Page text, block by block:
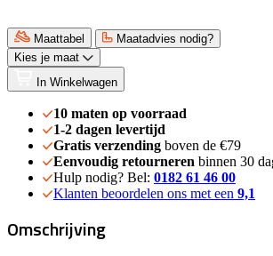
Maattabel
Maatadvies nodig?
Kies je maat
In Winkelwagen
10 maten op voorraad
1-2 dagen levertijd
Gratis verzending boven de €79
Eenvoudig retourneren binnen 30
Hulp nodig? Bel: 0182 61 46 00
Klanten beoordelen ons met een 9,1
Omschrijving